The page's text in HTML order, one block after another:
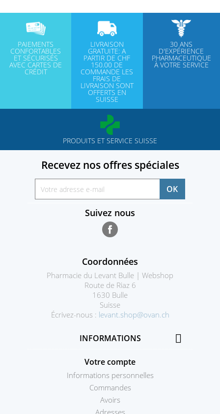
PAIEMENTS
CONFORTABLES
ET SÉCURISÉS
AVEC CARTES DE
CRÉDIT
LIVRAISON
GRATUITE: A
PARTIR DE CHF
150.00 DE
COMMANDE LES
FRAIS DE
LIVRAISON SONT
OFFERTS EN
SUISSE
30 ANS
D'EXPÉRIENCE
PHARMACEUTIQUE
À VOTRE SERVICE
PRODUITS ET SERVICE SUISSE
Recevez nos offres spéciales
Suivez nous
Coordonnées
Pharmacie du Levant Bulle | Webshop
Route de Riaz 6
1630 Bulle
Suisse
Écrivez-nous : levant.shop@ovan.ch
INFORMATIONS 
Votre compte
Informations personnelles
Commandes
Avoirs
Adresses